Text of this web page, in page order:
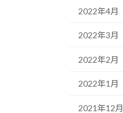
2022年4月
2022年3月
2022年2月
2022年1月
2021年12月